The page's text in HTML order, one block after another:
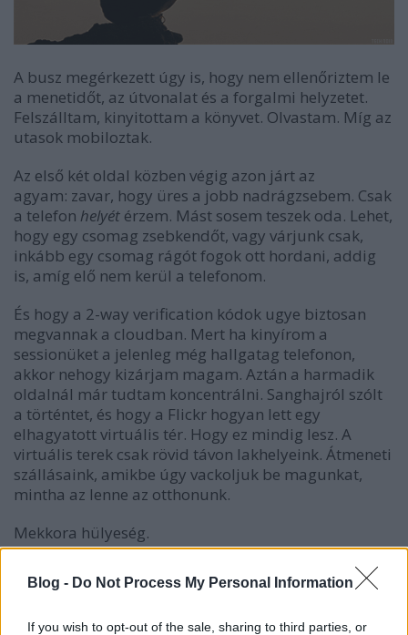
Blog - Do Not Process My Personal Information
If you wish to opt-out of the sale, sharing to third parties, or
A busz megérkezett úgy is, hogy nem ellenőriztem le
a menetidőt, az útvonalat és a forgalmi helyzetet.
Felszálltam, kinyitottam a könyvet. Olvastam. Míg az
utasok mobiloztak.
Az első két oldal közben végig azon járt az
agyam: zavar, hogy üres a jobb nadrágzsebem. Csak
a telefon helyét érzem. Mást sosem teszek oda. Lehet,
hogy egy csomag zsebkendőt, vagy várjunk csak,
inkább egy csomag rágót fogok ott hordani, addig
is, amíg elő nem kerül a telefonom.
És hogy a 2-way verification kódok ugye biztosan
megvannak a cloudban. Mert ha kinyírom a
sessionüket a jelenleg még hallgatag telefonon,
akkor nehogy kizárjam magam. Aztán a harmadik
oldalnál már tudtam koncentrálni. Sanghajról szólt
a történtet, és hogy a Flickr hogyan lett egy
elhagyatott virtuális tér. Hogy ez mindig lesz. A
virtuális terek csak rövid távon lakhelyeink. Átmeneti
szállásaink, amikbe úgy vackoljuk be magunkat,
mintha az lenne az otthonunk.
Mekkora hülyeség.